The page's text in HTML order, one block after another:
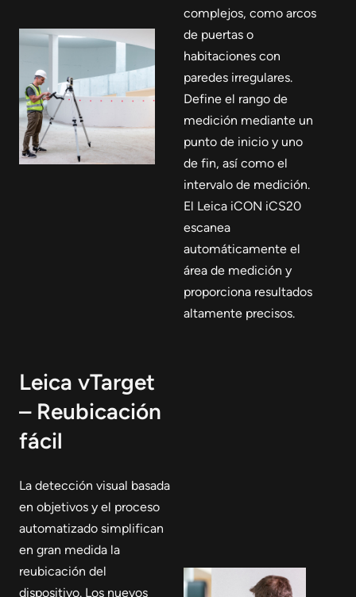
complejos, como arcos
de puertas o
habitaciones con
paredes irregulares.
Define el rango de
medición mediante un
punto de inicio y uno
de fin, así como el
intervalo de medición.
El Leica iCON iCS20
escanea
automáticamente el
área de medición y
proporciona resultados
altamente precisos.
Leica vTarget
– Reubicación
fácil
La detección visual basada
en objetivos y el proceso
automatizado simplifican
en gran medida la
reubicación del
dispositivo. Los nuevos